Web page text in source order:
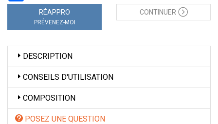
RÉAPPRO
PRÉVENEZ-MOI
CONTINUER
DESCRIPTION
CONSEILS D'UTILISATION
COMPOSITION
POSEZ UNE QUESTION